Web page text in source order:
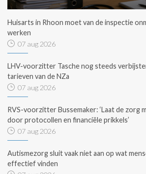
Huisarts in Rhoon moet van de inspectie
werken
07 aug 2026
LHV-voorzitter Tasche nog steeds
tarieven van de NZa
07 aug 2026
RVS-voorzitter Bussemaker: ‘Laat de zorg
door protocollen en financiële prikkels’
07 aug 2026
Autismezorg sluit vaak niet aan op wat
effectief vinden